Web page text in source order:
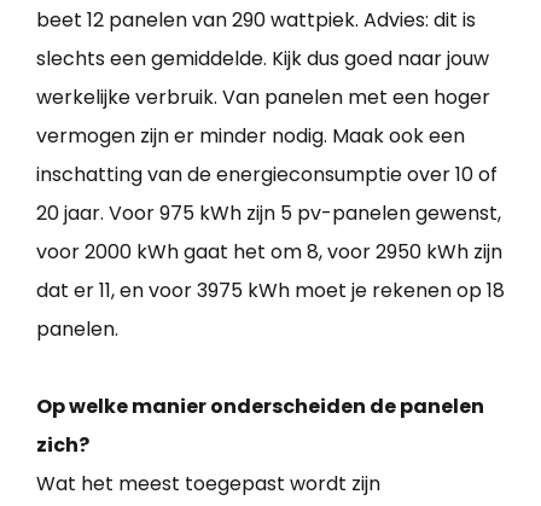
beet 12 panelen van 290 wattpiek. Advies: dit is
slechts een gemiddelde. Kijk dus goed naar jouw
werkelijke verbruik. Van panelen met een hoger
vermogen zijn er minder nodig. Maak ook een
inschatting van de energieconsumptie over 10 of
20 jaar. Voor 975 kWh zijn 5 pv-panelen gewenst,
voor 2000 kWh gaat het om 8, voor 2950 kWh zijn
dat er 11, en voor 3975 kWh moet je rekenen op 18
panelen.
Op welke manier onderscheiden de panelen
zich?
Wat het meest toegepast wordt zijn